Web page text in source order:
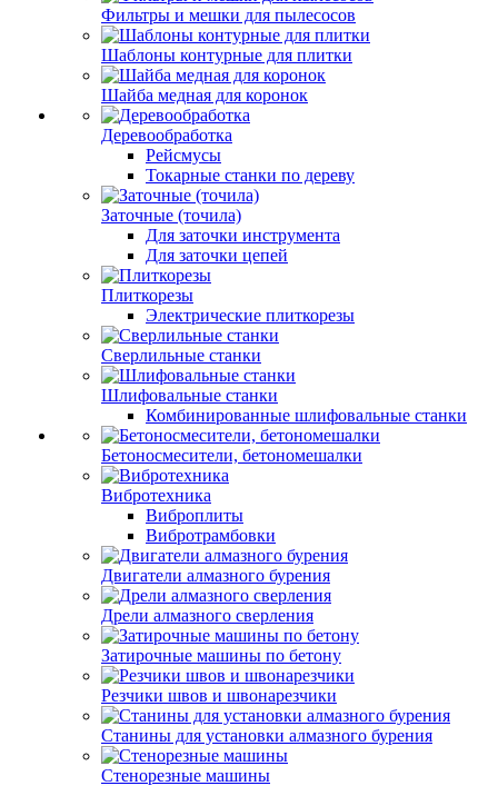
Фильтры и мешки для пылесосов
Шаблоны контурные для плитки
Шайба медная для коронок
Деревообработка
Рейсмусы
Токарные станки по дереву
Заточные (точила)
Для заточки инструмента
Для заточки цепей
Плиткорезы
Электрические плиткорезы
Сверлильные станки
Шлифовальные станки
Комбинированные шлифовальные станки
Бетоносмесители, бетономешалки
Вибротехника
Виброплиты
Вибротрамбовки
Двигатели алмазного бурения
Дрели алмазного сверления
Затирочные машины по бетону
Резчики швов и швонарезчики
Станины для установки алмазного бурения
Стенорезные машины